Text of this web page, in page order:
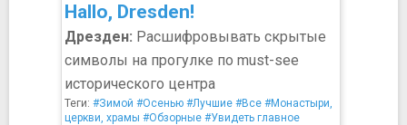
Hallo, Dresden!
Дрезден: Расшифровывать скрытые
символы на прогулке по must-see
исторического центра
Теги: #Зимой #Осенью #Лучшие #Все #Монастыри,
церкви, храмы #Обзорные #Увидеть главное